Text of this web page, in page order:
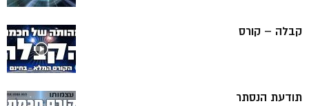
קבלה – קורס
תודעת הנסתר